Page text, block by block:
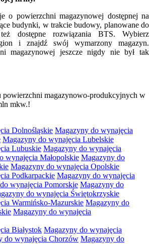
o powierzchni magazynowej dostępnej na
budynki, w trakcie budowy, planowane do
dostępne rozwiązania BTS. Wybierz
i znajdź swój wymarzony magazyn.
magazynowej jeszcze nigdy nie był tak
powierzchni magazynowo-produkcyjnych w
mkw.!
Dolnośląskie Magazyny do wynajęcia
Magazyny do wynajęcia Lubelskie
Lubuskie Magazyny do wynajęcia
wynajęcia Małopolskie Magazyny do
Magazyny do wynajęcia Opolskie
Podkarpackie Magazyny do wynajęcia
wynajęcia Pomorskie Magazyny do
do wynajęcia Świętokrzyskie
Warmińsko-Mazurskie Magazyny do
Magazyny do wynajęcia
Białystok Magazyny do wynajęcia
do wynajęcia Chorzów Magazyny do